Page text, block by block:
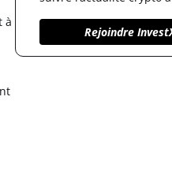
à
Rejoindre